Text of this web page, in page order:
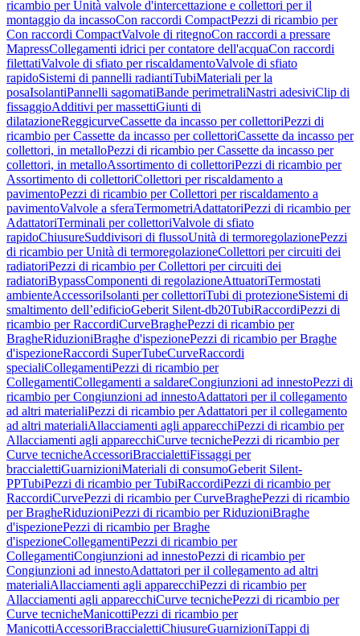
ricambio per Unità valvole d'intercettazione e collettori per il
montaggio da incassoCon raccordi CompactPezzi di ricambio per
Con raccordi CompactValvole di ritegnoCon raccordi a pressare
MapressCollegamenti idrici per contatore dell'acquaCon raccordi
filettatiValvole di sfiato per riscaldamentoValvole di sfiato
rapidoSistemi di pannelli radiantiTubiMateriali per la
posaIsolantiPannelli sagomatiBande perimetraliNastri adesiviClip di
fissaggioAdditivi per massettiGiunti di
dilatazioneReggicurveCassette da incasso per collettoriPezzi di
ricambio per Cassette da incasso per collettoriCassette da incasso per
collettori, in metalloPezzi di ricambio per Cassette da incasso per
collettori, in metalloAssortimento di collettoriPezzi di ricambio per
Assortimento di collettoriCollettori per riscaldamento a
pavimentoPezzi di ricambio per Collettori per riscaldamento a
pavimentoValvole a sferaTermometriAdattatoriPezzi di ricambio per
AdattatoriTerminali per collettoriValvole di sfiato
rapidoChiusureSuddivisori di flussoUnità di termoregolazionePezzi
di ricambio per Unità di termoregolazioneCollettori per circuiti dei
radiatoriPezzi di ricambio per Collettori per circuiti dei
radiatoriBypassComponenti di regolazioneAttuatoriTermostati
ambienteAccessoriIsolanti per collettoriTubi di protezioneSistemi di
smaltimento dell’edificioGeberit Silent-db20TubiRaccordiPezzi di
ricambio per RaccordiCurveBraghePezzi di ricambio per
BragheRiduzioniBraghe d'ispezionePezzi di ricambio per Braghe
d'ispezioneRaccordi SuperTubeCurveRaccordi
specialiCollegamentiPezzi di ricambio per
CollegamentiCollegamenti a saldareCongiunzioni ad innestoPezzi di
ricambio per Congiunzioni ad innestoAdattatori per il collegamento
ad altri materialiPezzi di ricambio per Adattatori per il collegamento
ad altri materialiAllacciamenti agli apparecchiPezzi di ricambio per
Allacciamenti agli apparecchiCurve tecnichePezzi di ricambio per
Curve tecnicheAccessoriBraccialettiFissaggi per
braccialettiGuarnizioniMateriali di consumoGeberit Silent-
PPTubiPezzi di ricambio per TubiRaccordiPezzi di ricambio per
RaccordiCurvePezzi di ricambio per CurveBraghePezzi di ricambio
per BragheRiduzioniPezzi di ricambio per RiduzioniBraghe
d'ispezionePezzi di ricambio per Braghe
d'ispezioneCollegamentiPezzi di ricambio per
CollegamentiCongiunzioni ad innestoPezzi di ricambio per
Congiunzioni ad innestoAdattatori per il collegamento ad altri
materialiAllacciamenti agli apparecchiPezzi di ricambio per
Allacciamenti agli apparecchiCurve tecnichePezzi di ricambio per
Curve tecnicheManicottiPezzi di ricambio per
ManicottiAccessoriBraccialettiChiusureGuarnizioniTappi di